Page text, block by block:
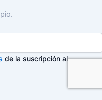
de la suscripción al